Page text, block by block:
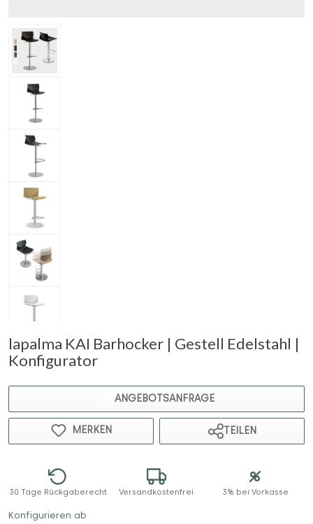
lapalma KAI Barhocker | Gestell Edelstahl |
Konfigurator
ANGEBOTSANFRAGE
MERKEN TEILEN
30 Tage Rückgaberecht Versandkostenfrei 3% bei Vorkasse
Konfigurieren ab